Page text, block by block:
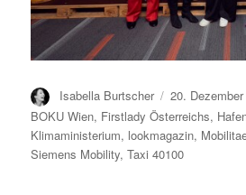
Autor
Isabella Burtscher
Veröffentlicht
am
20.
BOKU Wien, Firstlady Österreichs,
Klimaministerium, lookmagazin,
Siemens Mobility,Taxi 40100